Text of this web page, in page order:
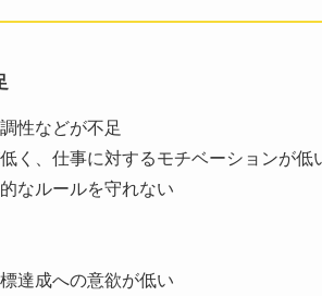
性などが不足
く、仕事に対するモチベーションが低
なルールを守れない
達成への意欲が低い